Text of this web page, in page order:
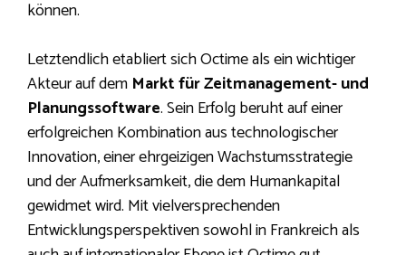
können.
Letztendlich etabliert sich Octime als ein wichtiger
Akteur auf dem Markt für Zeitmanagement- und
Planungssoftware. Sein Erfolg beruht auf einer
erfolgreichen Kombination aus technologischer
Innovation, einer ehrgeizigen Wachstumsstrategie
und der Aufmerksamkeit, die dem Humankapital
gewidmet wird. Mit vielversprechenden
Entwicklungsperspektiven sowohl in Frankreich als